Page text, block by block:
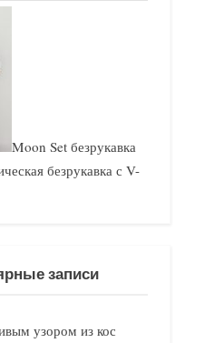
Moon Set безрукавка
безрукавка с V-
записи
узором из кос